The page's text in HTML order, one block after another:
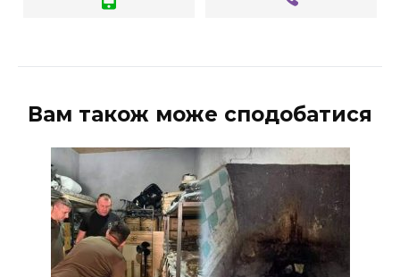
Вам також може сподобатися